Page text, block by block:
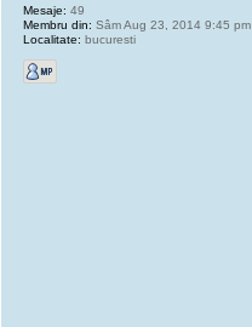
Mesaje: 49
Membru din: Sâm Aug 23, 2014 9:45 pm
Localitate: bucuresti